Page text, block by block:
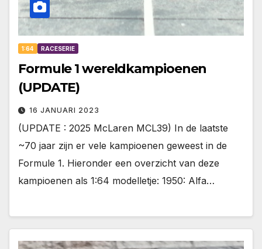
1:64 RACESERIE
Formule 1 wereldkampioenen
(UPDATE)
16 JANUARI 2023
(UPDATE : 2025 McLaren MCL39) In de laatste
~70 jaar zijn er vele kampioenen geweest in de
Formule 1. Hieronder een overzicht van deze
kampioenen als 1:64 modelletje: 1950: Alfa…